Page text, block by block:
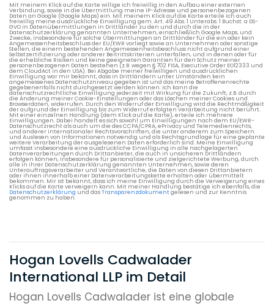
Mit meinem Klick auf die Karte willige ich freiwillig in den Aufbau einer externen
Verbindung, sowie in die Übermittlung meine IP-Adresse und personenbezogenen
Daten an Google (Google Maps) ein. Mit meinem Klick auf die Karte erteile ich auch
freiwillig meine ausdrückliche Einwilligung gem. Art. 49 Abs. 1 Unterabs. 1 Buchst. a DS-
GVO in Datenübermittlungen in Drittländer zu den und durch die in der
Datenschutzerklärung genannten Unternehmen, einschließlich Google Maps, und
Zwecke, insbesondere für solche Übermittlungen an Drittländer für die ein oder kein
Angemessenheitsbeschluss der EU/EWR vorliegt sowie an Unternehmen oder sonstige
Stellen, die einem bestehenden Angemessenheitsbeschluss nicht aufgrund einer
Selbstzertifizierung oder anderer Beitrittskriterien unterfallen, und in denen oder für
die erhebliche Risiken und keine geeigneten Garantien für den Schutz meiner
personenbezogenen Daten bestehen (z.B. wegen § 702 FISA, Executive Order EO12333 und
dem CloudAct in den USA). Bei Abgabe meiner freiwilligen und ausdrücklichen
Einwilligung war mir bekannt, dass in Drittländern unter Umständen kein
angemessenes Datenschutzniveau gegeben ist und das meine Betroffenenrechte
gegebenenfalls nicht durchgesetzt werden können. Ich kann die
datenschutzrechtliche Einwilligung jederzeit mit Wirkung für die Zukunft, z.B. durch
die Änderung meiner Cookie-Einstellungen oder das Löschen meiner Cookies und
Browserdaten, widerrufen. Durch den Widerruf der Einwilligung wird die Rechtmäßigkeit
der aufgrund der Einwilligung bis zum Widerruf erfolgten Verarbeitung nicht berührt.
Mit einer einzelnen Handlung (dem Klick auf die Karte), erteile ich mehrere
Einwilligungen. Dabei handelt es sich sowohl um Einwilligungen nach dem EU/EWR-
Datenschutzrecht als auch um die des CCPA/CPRA, ePrivacy und Telemedienrechts,
und anderer internationaler Rechtsvorschriften, die unter anderem zum Speichern
und Auslesen von Informationen notwendig und als Rechtsgrundlage für eine geplante
weitere Verarbeitung der ausgelesenen Daten erforderlich sind. Meine Einwilligung
umfasst insbesondere eine ausdrückliche Einwilligung in alle nachgelagerten
Datenverarbeitungen durch Drittanbieter, die auch in unsicheren Drittländern
erfolgen können, insbesondere für personalisierte und zielgerichtete Werbung, durch
alle in ihrer Datenschutzerklärung genannten Unternehmen, sowie deren
Unterauftragsverarbeiter und Verantwortliche, die Daten von diesen Drittanbietern
oder ihnen innerhalb einer Datenverarbeitungskette erhalten oder übermittelt
bekommen. Mir ist bekannt, dass ich meine Einwilligung durch die Verweigerung eines
Klicks auf die Karte verweigern kann. Mit meiner Handlung bestätige ich ebenfalls, die
Datenschutzerklärung und dasTransparenzdokumentgelesen und zur Kenntnis
genommen zu haben.
Hogan Lovells Cadwalader
International LLP im Detail
Hogan Lovells Cadwalader ist eine globale